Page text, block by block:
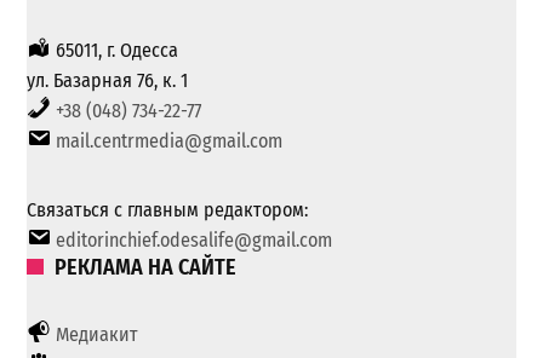
65011, г. Одесса
ул. Базарная 76, к. 1
+38 (048) 734-22-77
mail.centrmedia@gmail.com
Связаться с главным редактором:
editorinchief.odesalife@gmail.com
РЕКЛАМА НА САЙТЕ
Медиакит